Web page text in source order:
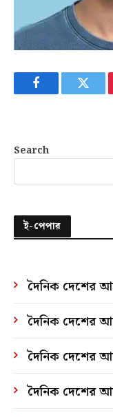
Facebook
Search
ই-পেপার
দৈনিক দেশের
দৈনিক দেশের
দৈনিক দেশের
দৈনিক দেশের